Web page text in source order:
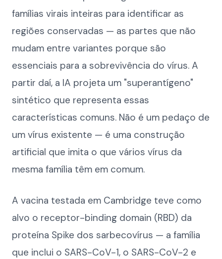
famílias virais inteiras para identificar as
regiões conservadas — as partes que não
mudam entre variantes porque são
essenciais para a sobrevivência do vírus. A
partir daí, a IA projeta um "superantígeno"
sintético que representa essas
características comuns. Não é um pedaço de
um vírus existente — é uma construção
artificial que imita o que vários vírus da
mesma família têm em comum.
A vacina testada em Cambridge teve como
alvo o receptor-binding domain (RBD) da
proteína Spike dos sarbecovírus — a família
que inclui o SARS-CoV-1, o SARS-CoV-2 e